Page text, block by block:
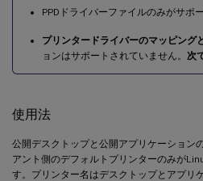
PPDドライバーファイルのみがサポ
プリンタードライバーのマッピング
ョンはサポートされていません。 次
使用法
公開デスクトップと公開アプリケーション
アント側のデフォルトプリンターのみが
す。プリンター名はデスクトップとアプリ